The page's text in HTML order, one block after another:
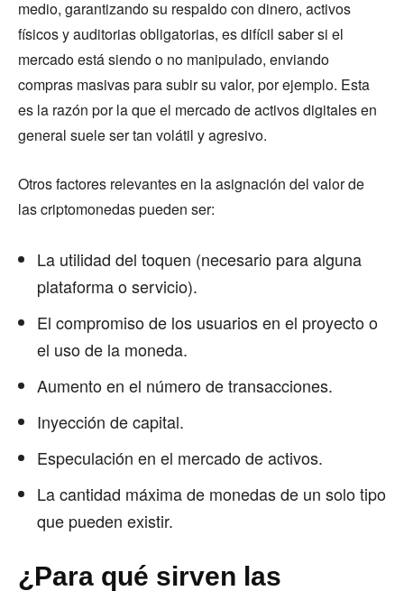
medio, garantizando su respaldo con dinero, activos
físicos y auditorias obligatorias, es difícil saber si el
mercado está siendo o no manipulado, enviando
compras masivas para subir su valor, por ejemplo. Esta
es la razón por la que el mercado de activos digitales en
general suele ser tan volátil y agresivo.
Otros factores relevantes en la asignación del valor de
las criptomonedas pueden ser:
La utilidad del toquen (necesario para alguna
plataforma o servicio).
El compromiso de los usuarios en el proyecto o
el uso de la moneda.
Aumento en el número de transacciones.
Inyección de capital.
Especulación en el mercado de activos.
La cantidad máxima de monedas de un solo tipo
que pueden existir.
¿Para qué sirven las